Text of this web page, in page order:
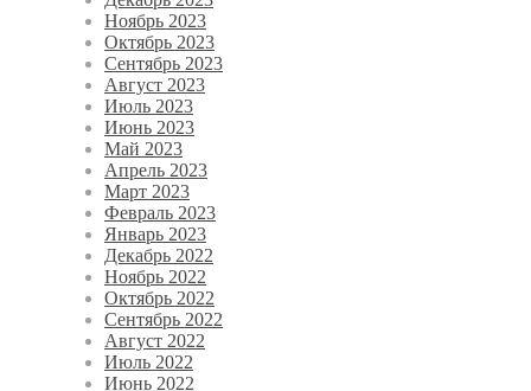
Ноябрь 2023
Октябрь 2023
Сентябрь 2023
Август 2023
Июль 2023
Июнь 2023
Май 2023
Апрель 2023
Март 2023
Февраль 2023
Январь 2023
Декабрь 2022
Ноябрь 2022
Октябрь 2022
Сентябрь 2022
Август 2022
Июль 2022
Июнь 2022